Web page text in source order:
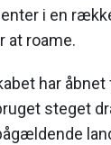
i en
at roame.
har
steget